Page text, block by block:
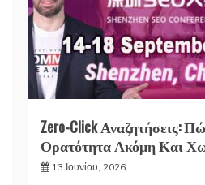
Zero-Click Αναζητήσεις:
Ορατότητα Ακόμη Και
13 Ιουνίου, 2026